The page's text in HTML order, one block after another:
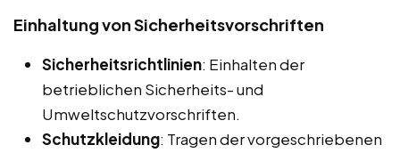
Einhaltung von Sicherheitsvorschriften
Sicherheitsrichtlinien: Einhalten der
betrieblichen Sicherheits- und
Umweltschutzvorschriften.
Schutzkleidung: Tragen der vorgeschriebenen